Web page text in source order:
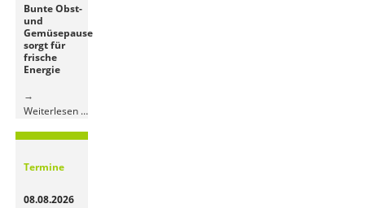
Bunte Obst-
und
Gemüsepause
sorgt für
frische
Energie
Weiterlesen …Bunte
und
Termine
08.08.2026